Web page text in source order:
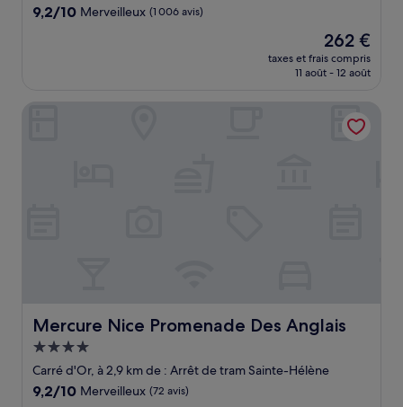
9.2
9,2/10 Merveilleux (1 006 avis)
Le
nouveau
prix
de
262 €
262 €
taxes et frais compris
11 août - 12 août
Mercure Nice Promenade Des Anglais
Mercure Nice Promenade Des Anglais
Hébergement
4.0 étoiles
Carré d'Or, à 2,9 km de : Arrêt de tram Sainte-Hélène
9.2
9,2/10 Merveilleux (72 avis)